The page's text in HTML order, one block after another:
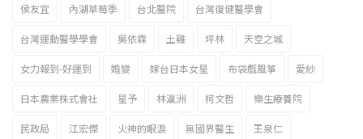
侯友宜 內湖草莓季 台北醫院 台灣復健醫學會
台灣運動醫學學會 吳依霖 土雞 坪林 天空之城
女力報到-好運到 婚變 嫁台日本女星 布袋戲風箏 愛紗
日本農業株式會社 星予 林瀛洲 柯文哲 樂生療養院
民政局 江宏傑 火神的眼淚 無國界醫生 王泉仁